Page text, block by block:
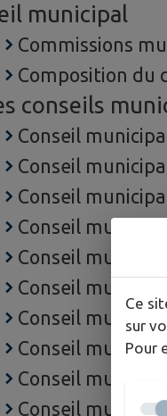
municipal
Commissions
Composition du
conseils
Conseil
Conseil
Conseil
Conseil
Conseil
Conseil
Conseil
Conseil
Conseil
Conseil
Ce
sur
Pour